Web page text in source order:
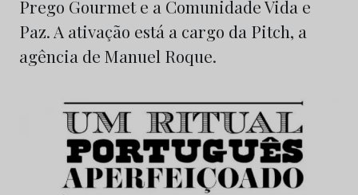
Prego Gourmet e a Comunidade Vida e
Paz. A ativação está a cargo da Pitch, a
agência de Manuel Roque.